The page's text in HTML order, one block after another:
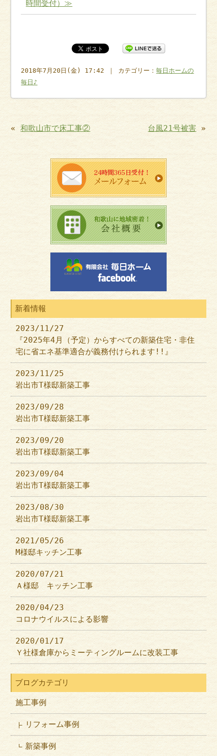
時間受付）≫
2018年7月20日(金) 17:42 ｜ カテゴリー：毎日ホームの
毎日♪
«和歌山市で床工事② 台風21号被害 »
新着情報
2023/11/27
『2025年4月（予定）からすべての新築住宅・非住
宅に省エネ基準適合が義務付けられます!!』
2023/11/25
岩出市T様邸新築工事
2023/09/28
岩出市T様邸新築工事
2023/09/20
岩出市T様邸新築工事
2023/09/04
岩出市T様邸新築工事
2023/08/30
岩出市T様邸新築工事
2021/05/26
M様邸キッチン工事
2020/07/21
Ａ様邸 キッチン工事
2020/04/23
コロナウイルスによる影響
2020/01/17
Ｙ社様倉庫からミーティングルームに改装工事
ブログカテゴリ
施工事例
リフォーム事例
新築事例